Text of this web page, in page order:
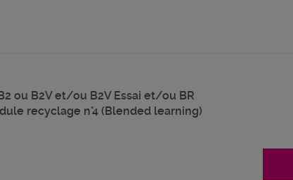
ou B2V et/ou B2V Essai et/ou BR
recyclage n°4 (Blended learning)